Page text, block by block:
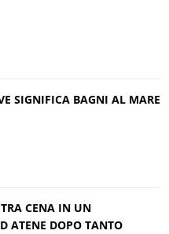
SIGNIFICA BAGNI AL MARE
CENA IN UN
ATENE DOPO TANTO